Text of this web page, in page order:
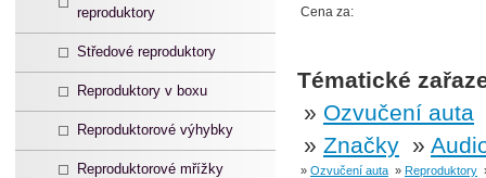
reproduktory
Středové reproduktory
Reproduktory v boxu
Reproduktorové výhybky
Reproduktorové mřížky
Cena za:
Tématické
» Ozvučení auta
» Značky »
» Ozvučení auta » Reproduktory